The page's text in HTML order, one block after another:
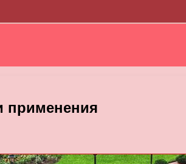
применения